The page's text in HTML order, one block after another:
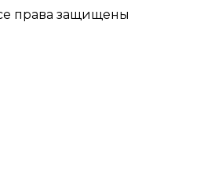
права защищены